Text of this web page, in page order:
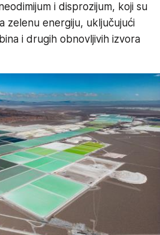
i disprozijum, koji su
zelenu energiju, uključujući
i drugih obnovljivih izvora